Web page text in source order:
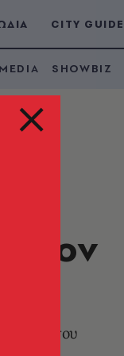
CITY GUIDE
SHOWBIZ
τον
του